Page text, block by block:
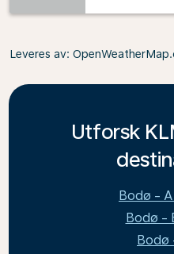
Leveres av:
Utforsk
Bodø -
Bodø -
Bodø